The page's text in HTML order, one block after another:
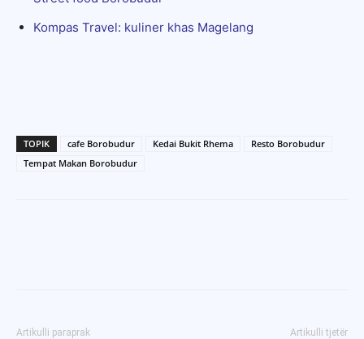
Kompas Travel: kuliner khas Magelang
TOPIK cafe Borobudur Kedai Bukit Rhema
Resto Borobudur
Tempat Makan Borobudur
Artikulli paraprak Artikulli tjetër